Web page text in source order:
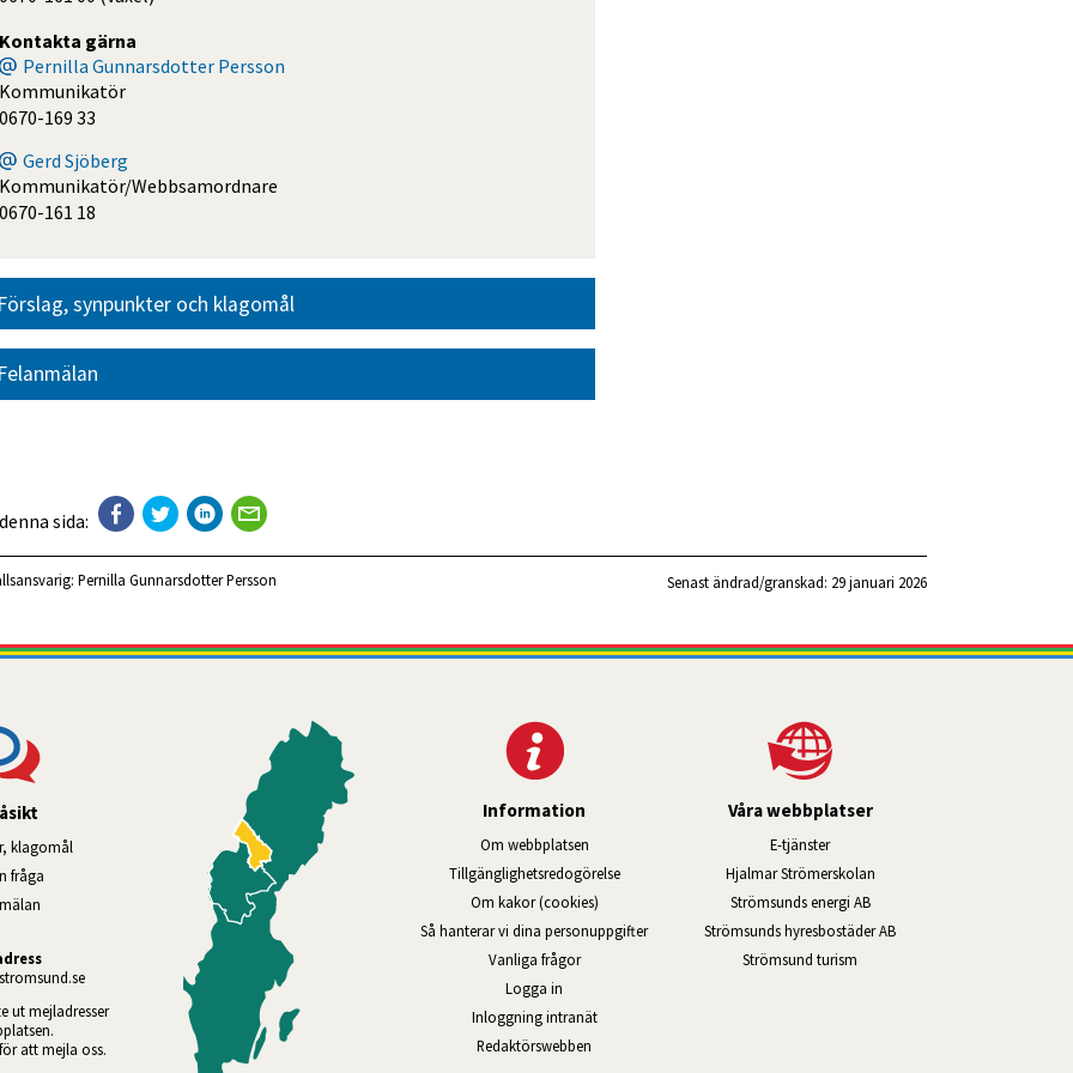
Kontakta gärna
Pernilla Gunnarsdotter Persson
Kommunikatör
0670-169 33
Gerd Sjöberg
Kommunikatör/Webbsamordnare
0670-161 18
synpunkter och klagomål
sida:
Pernilla Gunnarsdotter Persson Senast ändrad/granskad: 29 januari 2026
klagomål
fråga
ut mejladresser
att mejla oss.
Information
Om webbplatsen
Tillgänglig­hets­redo­görelse
Om kakor (cookies)
Så hanterar vi dina personuppgifter
Vanliga frågor
Logga in
Inloggning intranätÖppnas i nytt fönster.
Redaktörswebben
Våra webbplatser
E-tjänsterLänk till annan webbplats, öppnas i
Hjalmar StrömerskolanLänk till annan webbplats,
Strömsunds energi ABLänk till annan webbplats,
Strömsunds hyresbostäder ABLänk till annan webbplats,
Strömsund turism